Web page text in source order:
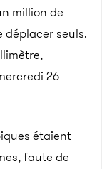
million de
déplacer seuls.
26
étaient
faute de